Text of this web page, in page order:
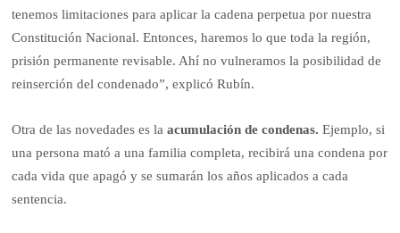
tenemos limitaciones para aplicar la cadena perpetua por nuestra
Constitución Nacional. Entonces, haremos lo que toda la región,
prisión permanente revisable. Ahí no vulneramos la posibilidad de
reinserción del condenado”, explicó Rubín.
Otra de las novedades es laacumulación de condenas.Ejemplo, si
una persona mató a una familia completa, recibirá una condena por
cada vida que apagó y se sumarán los años aplicados a cada
sentencia.